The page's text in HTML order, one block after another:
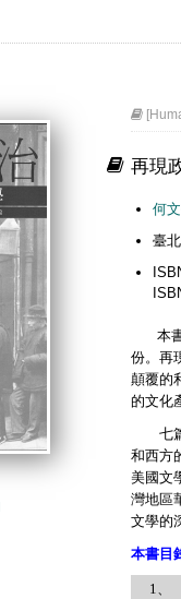
再現
何
臺
本
份。再
顛覆的
的文化
七篇
和西方
美國文
灣地區
文學的
本書目
1、